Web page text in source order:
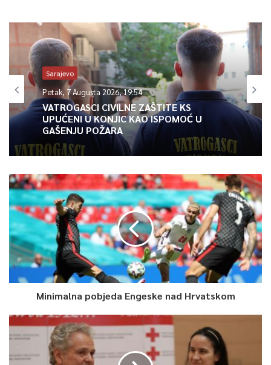
odobriti isplatu pripadajućih poreza i doprinosa na minimalnu
mjesečnu neto plaću na nivou FBiH poslovnim subjektima
kojima je svojom odlukom zabranila rad, i to za period trajanja
ove zabrane, što je bio i osnov za donošenje Odluke o
odobravanju finansiranja pripadajućih poreza i doprinosa na
minimalnu mjesečnu neto plaću (FBiH) za period trajanja
zabrane obavljanja djelatnosti svim poslovnim subjektima koji
su ispunili uvjete i kriterije po navedenom Javnom pozivu, pa
samim tim i radnicima kladionica.
Pojedini mediji izvukli su iz konteksta ove podatke iz javnog
poziva vezanog za finansiranje pripadajućih poreza i doprinosa,
i to protumačili kao pomaganje kladionicama, i takvim
poluinformacijama pokušali dezavuisati javnost.
Naime, radnici kladionica, kao i svi drugi radnici i poslovni
subjekti kojima je rad bio zabranjen Odlukom Vlade KS, ni na
koji način ne mogu biti diskriminirani i stoga će im biti uplaćeni
ublažavanju negativnih ekonomskih posljedica i uštedama u
Kantonu Sarajevo propisano – navodi se u saopćenju iz
Ministarstva privrede KS.
Sarajevo
Petak, 7 Augusta 2026, 19:54
VATROGASCI CIVILNE ZAŠTITE KS
UPUĆENI U KONJIC KAO ISPOMOĆ U
GAŠENJU POŽARA
Minimalna pobjeda Engeske nad Hrvatskom